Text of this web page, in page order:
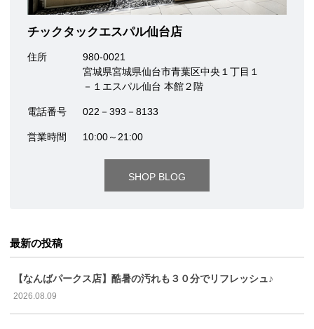
チックタックエスパル仙台店
住所
980-0021
宮城県宮城県仙台市青葉区中央１丁目１
－１エスパル仙台 本館２階
電話番号 022－393－8133
営業時間 10:00～21:00
SHOP BLOG
最新の投稿
【なんばパークス店】酷暑の汚れも３０分でリフレッシュ♪
2026.08.09